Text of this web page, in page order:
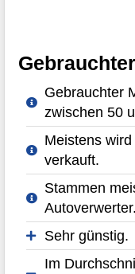
Gebrauchter
zwischen 50
Meistens
verkauft.
Stammen
Autoverwerter.
Sehr günstig.
Im